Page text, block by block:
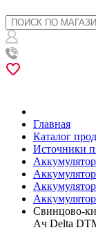
Главная
Каталог
Источники
Свинцово-
Ач Delta